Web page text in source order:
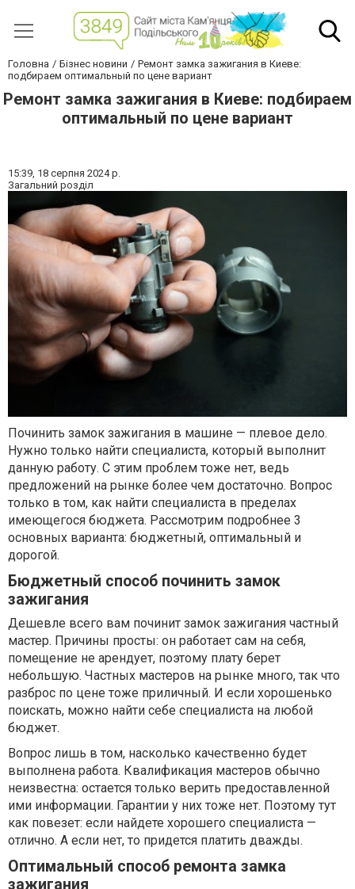
Головна Бізнес новини
Ремонт замка зажигания в Киеве:
подбираем оптимальный по цене вариант
Ремонт замка зажигания в Киеве: подбираем
оптимальный по цене вариант
15:39, 18 серпня 2024 р.
Загальний розділ
Починить замок зажигания в машине — плевое дело.
Нужно только найти специалиста, который выполнит
данную работу. С этим проблем тоже нет, ведь
предложений на рынке более чем достаточно. Вопрос
только в том, как найти специалиста в пределах
имеющегося бюджета. Рассмотрим подробнее 3
основных варианта: бюджетный, оптимальный и
дорогой.
Бюджетный способ починить замок
зажигания
Дешевле всего вам починит замок зажигания частный
мастер. Причины просты: он работает сам на себя,
помещение не арендует, поэтому плату берет
небольшую. Частных мастеров на рынке много, так что
разброс по цене тоже приличный. И если хорошенько
поискать, можно найти себе специалиста на любой
бюджет.
Вопрос лишь в том, насколько качественно будет
выполнена работа. Квалификация мастеров обычно
неизвестна: остается только верить предоставленной
ими информации. Гарантии у них тоже нет. Поэтому тут
как повезет: если найдете хорошего специалиста —
отлично. А если нет, то придется платить дважды.
Оптимальный способ ремонта замка
зажигания